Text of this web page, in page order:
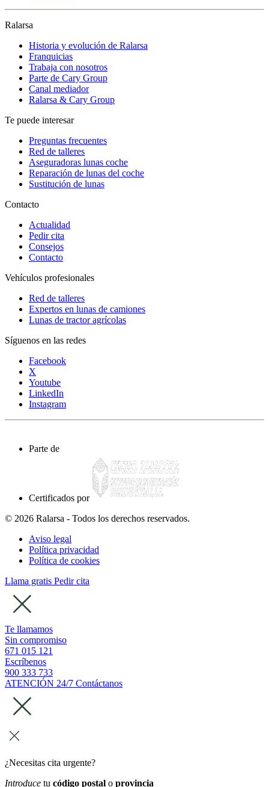
Ralarsa
Historia y evolución de Ralarsa
Franquicias
Trabaja con nosotros
Parte de Cary Group
Canal mediador
Ralarsa & Cary Group
Te puede interesar
Preguntas frecuentes
Red de talleres
Aseguradoras lunas coche
Reparación de lunas del coche
Sustitución de lunas
Contacto
Actualidad
Pedir cita
Consejos
Contacto
Vehículos profesionales
Red de talleres
Expertos en lunas de camiones
Lunas de tractor agrícolas
Síguenos en las redes
Facebook
X
Youtube
LinkedIn
Instagram
Parte de
Certificados por
© 2026 Ralarsa - Todos los derechos reservados.
Aviso legal
Política privacidad
Política de cookies
Llama gratis Pedir cita
Te llamamos
Sin compromiso
671 015 121
Escríbenos
900 333 733
ATENCIÓN 24/7 Contáctanos
¿Necesitas cita urgente?
Introduce tu código postal o provincia